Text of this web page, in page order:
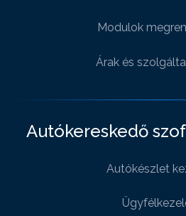
Modulok
Árak és
Autókereskedő
Autókészlet